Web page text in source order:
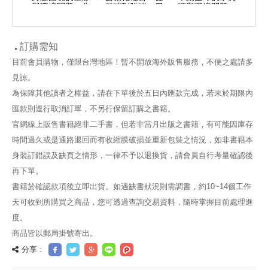
與環境問題：為
化地球我們需要
低碳到脫碳，尋
綠色永續環境
源與環境問題：
水文化，解決刻
訂購需知
目前會員購物，僅限台灣地區！暫不開放海外販售服務，不便之處請多
見諒。
為保障其他讀者之權益，請在下單後於五日內匯款完成，若未於期限內
匯款則逕行取消訂單，不另行保留訂購之書籍。
官網線上販售書籍絕非二手書，但若非當月出版之書籍，有可能因庫存
時間過久或是通路退回而有收縮膜破損並重新包裝之情況，如非書籍本
身裝訂錯誤及缺頁之情形，一律不予以退換貨，請會員自行考量確認後
再下單。
書籍於確認款項後立即出貨。如遇缺書狀況則需調書，約10~14個工作
天可收到所購買之商品，您可透過查詢交易資料，隨時掌握目前處理進
度。
商品皆以郵局掛號寄出。
分享 :